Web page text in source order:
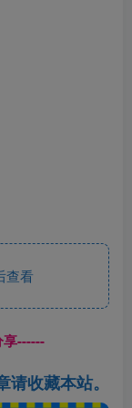
查看
------
收藏本站。